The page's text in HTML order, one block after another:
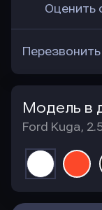
Оценить
Перезвонить
Модель в
Ford Kuga,